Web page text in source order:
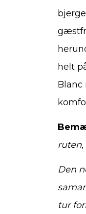
helt
Blanc
ruten,
Den
tur